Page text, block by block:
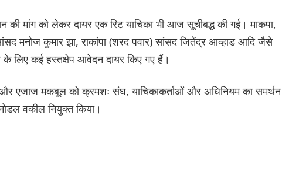
की मांग को लेकर दायर एक रिट याचिका भी आज सूचीबद्ध की गई। माकपा,
मनोज कुमार झा, राकांपा (शरद पवार) सांसद जितेंद्र आव्हाड आदि जैसे
के लिए कई हस्तक्षेप आवेदन दायर किए गए हैं।
एजाज मकबूल को क्रमशः संघ, याचिकाकर्ताओं और अधिनियम का समर्थन
वकील नियुक्त किया।